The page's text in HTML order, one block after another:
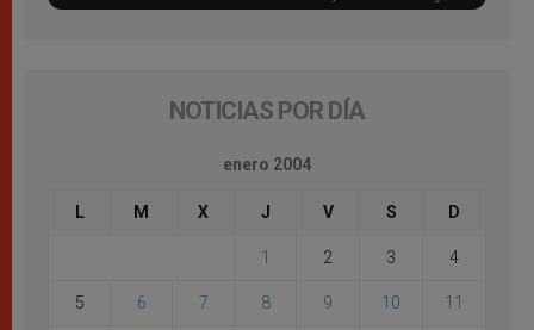
NOTICIAS POR DÍA
enero 2004
L M X J V S D
1 2 3 4
5 6 7 8 9 10 11